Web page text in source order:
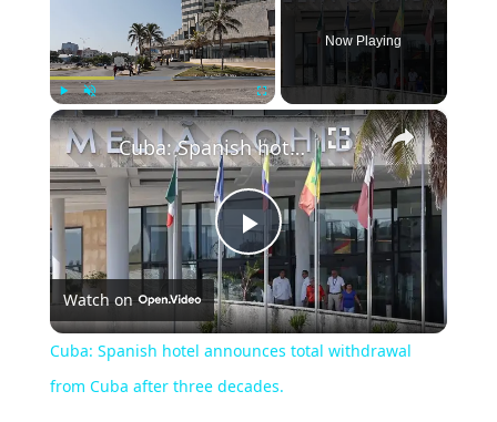
Play Unmute Fullscreen
Now Playing
×
Play
Video
Cuba: Spanish hotel announces total withdrawal from Cuba after three decades.
Watch on
Cuba: Spanish hotel announces total withdrawal
from Cuba after three decades.